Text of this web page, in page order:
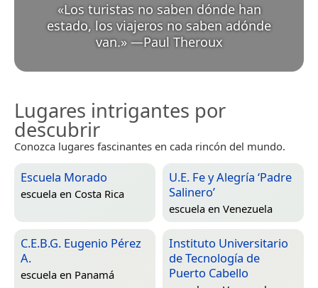
«Los turistas no saben dónde han
estado, los viajeros no saben adónde
van.» —Paul Theroux
Lugares intrigantes por
descubrir
Conozca lugares fascinantes en cada rincón del mundo.
Escuela Morado
escuela en Costa Rica
U.E. Fe y Alegría ‘Padre
Salinero’
escuela en Venezuela
C.E.B.G. Eugenio Pérez
A.
escuela en Panamá
Instituto Universitario
de Tecnología de
Puerto Cabello